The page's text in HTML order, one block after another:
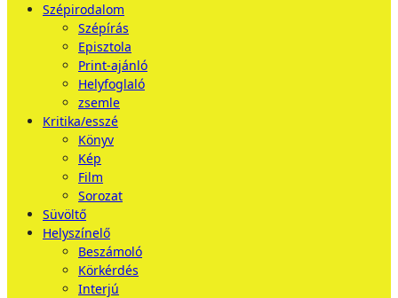
Szépirodalom
Szépírás
Episztola
Print-ajánló
Helyfoglaló
zsemle
Kritika/esszé
Könyv
Kép
Film
Sorozat
Süvöltő
Helyszínelő
Beszámoló
Körkérdés
Interjú